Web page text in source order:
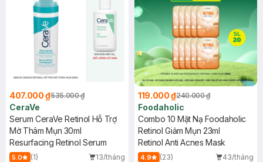
407.000 ₫535.000 ₫
CeraVe
Serum CeraVe Retinol Hỗ Trợ
Mờ Thâm Mụn 30ml
Resurfacing Retinol Serum
5.0 (1)
13/tháng
119.000 ₫240.000 ₫
Foodaholic
Combo 10 Mặt Nạ Foodaholic
Retinol Giảm Mụn 23ml
Retinol Anti Acnes Mask
4.9 (23)
43/tháng